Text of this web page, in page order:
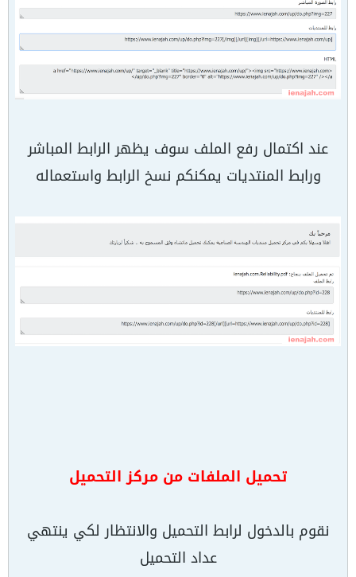
عند اكتمال رفع الملف سوف يظهر الرابط المباشر
ورابط المنتديات يمكنكم نسخ الرابط واستعماله
تحميل الملفات من مركز التحميل
نقوم بالدخول لرابط التحميل والانتظار لكي ينتهي
عداد التحميل